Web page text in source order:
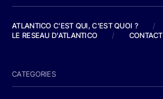
ATLANTICO C'EST QUI, C'EST QUOI ?
/
LE RESEAU D'ATLANTICO
/ CONTACT
CATEGORIES